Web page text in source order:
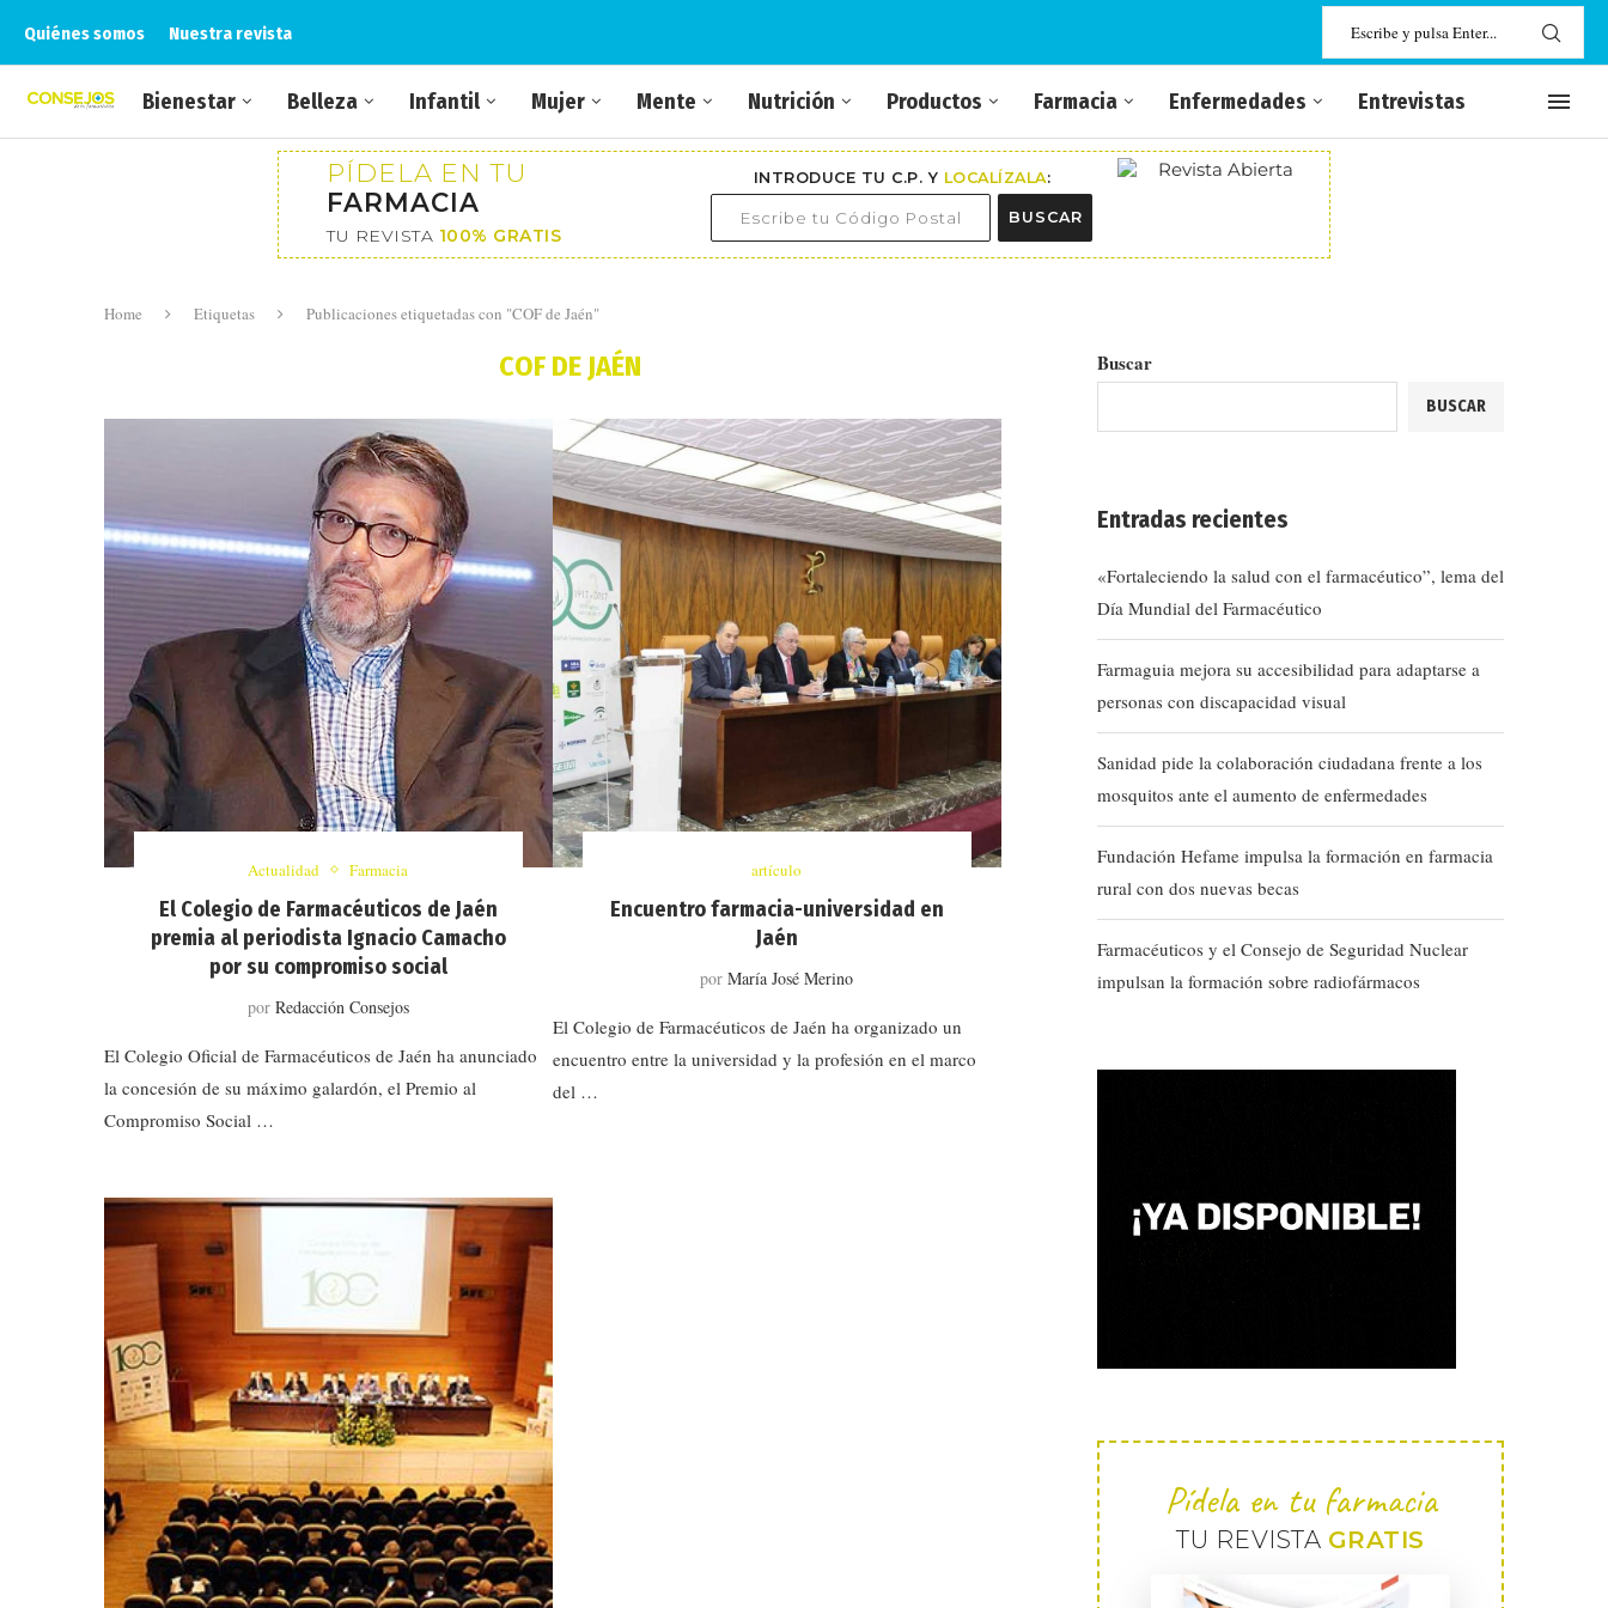
Quiénes somos Nuestra revista
Bienestar Belleza Infantil Mujer Mente Nutrición Productos Farmacia Enfermedades Entrevistas
PÍDELA EN TU
FARMACIA
TU REVISTA 100% GRATIS
INTRODUCE TU C.P. Y LOCALÍZALA:
BUSCAR
Home Etiquetas Publicaciones etiquetadas con "COF de Jaén"
COF DE JAÉN
Actualidad Farmacia
El Colegio de Farmacéuticos de Jaén
premia al periodista Ignacio Camacho
por su compromiso social
por Redacción Consejos
El Colegio Oficial de Farmacéuticos de Jaén ha anunciado
la concesión de su máximo galardón, el Premio al
Compromiso Social …
artículo
Encuentro farmacia-universidad en
Jaén
porMaría José Merino
El Colegio de Farmacéuticos de Jaén ha organizado un
encuentro entre la universidad y la profesión en el marco
del …
Buscar
BUSCAR
Entradas recientes
«Fortaleciendo la salud con el farmacéutico”, lema del
Día Mundial del Farmacéutico
Farmaguia mejora su accesibilidad para adaptarse a
personas con discapacidad visual
Sanidad pide la colaboración ciudadana frente a los
mosquitos ante el aumento de enfermedades
Fundación Hefame impulsa la formación en farmacia
rural con dos nuevas becas
Farmacéuticos y el Consejo de Seguridad Nuclear
impulsan la formación sobre radiofármacos
Pídela en tu farmacia
TU REVISTA GRATIS